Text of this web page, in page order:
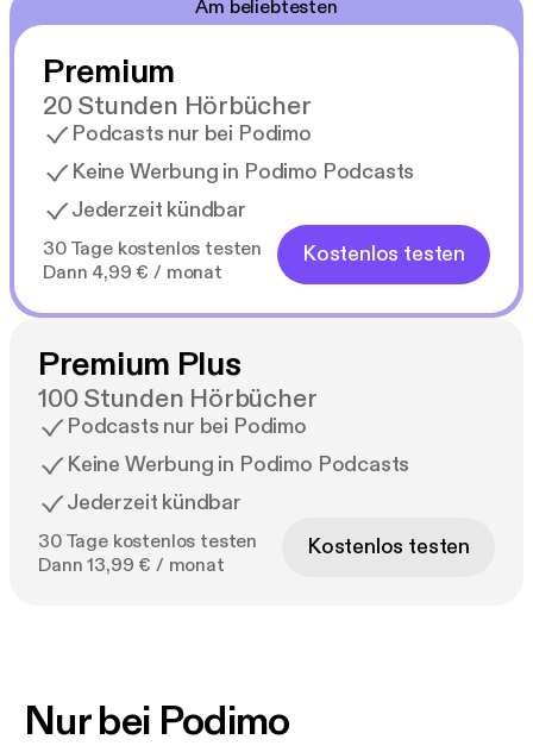
Am beliebtesten
Premium
20 Stunden Hörbücher
Podcasts nur bei Podimo
Keine Werbung in Podimo Podcasts
Jederzeit kündbar
30 Tage kostenlos testen
Dann 4,99 € / monat
Kostenlos testen
Premium Plus
100 Stunden Hörbücher
Podcasts nur bei Podimo
Keine Werbung in Podimo Podcasts
Jederzeit kündbar
30 Tage kostenlos testen
Dann 13,99 € / monat
Kostenlos testen
Nur bei Podimo